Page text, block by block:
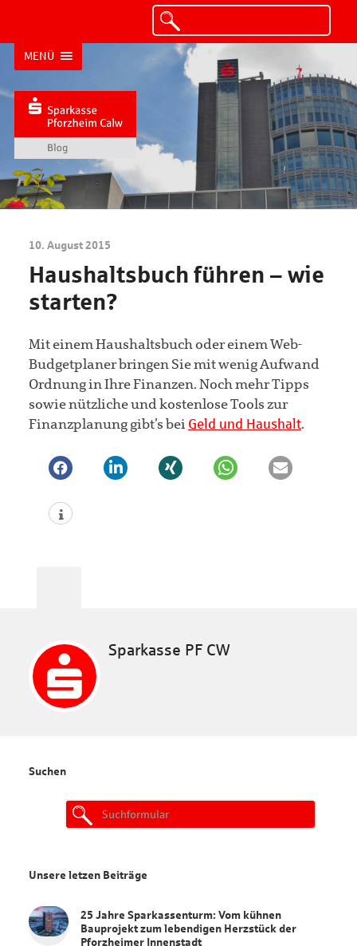
MENÜ
10. August 2015
Haushaltsbuch führen – wie
starten?
Mit einem Haushaltsbuch oder einem Web-
Budgetplaner bringen Sie mit wenig Aufwand
Ordnung in Ihre Finanzen. Noch mehr Tipps
sowie nützliche und kostenlose Tools zur
Finanzplanung gibt’s bei Geld und Haushalt.
Sparkasse PF CW
Suchen
Search
Unsere letzen Beiträge
25 Jahre Sparkassenturm: Vom kühnen
Bauprojekt zum lebendigen Herzstück der
Pforzheimer Innenstadt